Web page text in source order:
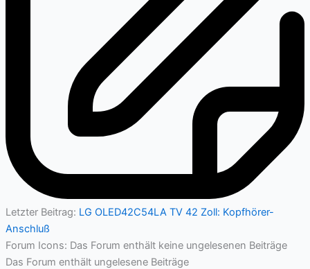
Letzter Beitrag: LG OLED42C54LA TV 42 Zoll: Kopfhörer-
Anschluß
Forum Icons: Das Forum enthält keine ungelesenen Beiträge
Das Forum enthält ungelesene Beiträge